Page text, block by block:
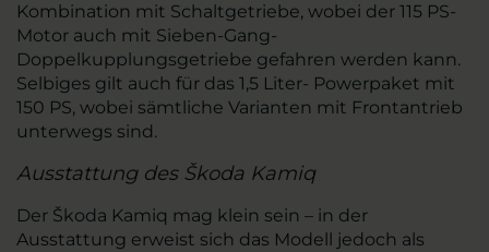
Kombination mit Schaltgetriebe, wobei der 115 PS-
Motor auch mit Sieben-Gang-
Doppelkupplungsgetriebe gefahren werden kann.
Selbiges gilt auch für das 1,5 Liter- Powerpaket mit
150 PS, wobei sämtliche Varianten mit Frontantrieb
unterwegs sind.
Ausstattung des Škoda Kamiq
Der Škoda Kamiq mag klein sein – in der
Ausstattung erweist sich das Modell jedoch als